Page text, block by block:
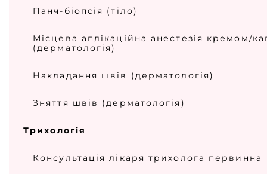
Панч-біопсія (тіло)
Місцева аплікаційна анестезія кремом/
(дерматологія)
Накладання швів (дерматологія)
Зняття швів (дерматологія)
Трихологія
Консультація лікаря трихолога первинна